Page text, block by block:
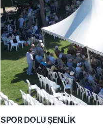
SPOR DOLU ŞENLİK